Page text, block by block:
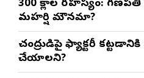
300 శ్లోకాల రహస్యం:
మహర్షి మౌనమా?
చంద్రుడిపై ఫ్యాక్టరీ
చేయాలని?